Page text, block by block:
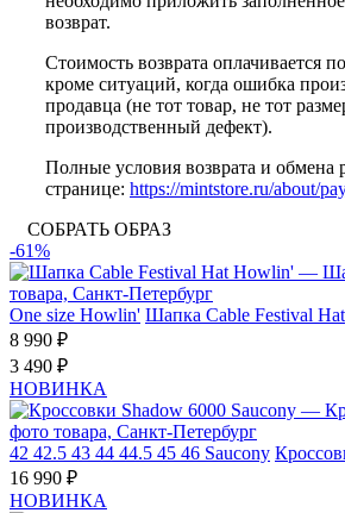
возврат.
Стоимость возврата оплачивается
кроме ситуаций, когда ошибка
продавца (не тот товар, не тот
производственный дефект).
Полные условия возврата и обмена
странице: https://mintstore.ru/about/
СОБРАТЬ ОБРАЗ
-61%
One size Howlin' Шапка Cable Festival Hat
8 990 ₽
3 490 ₽
НОВИНКА
42 42.5 43 44 44.5 45 46 Saucony
16 990 ₽
НОВИНКА